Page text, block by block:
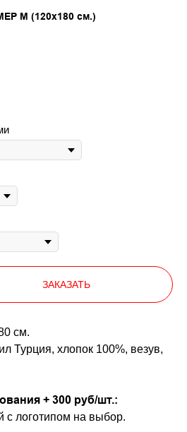
M (120х180 см.)
ЗАКАЗАТЬ
см.
Турция, хлопок 100%, везув,
+ 300 руб/шт.:
логотипом на выбор.